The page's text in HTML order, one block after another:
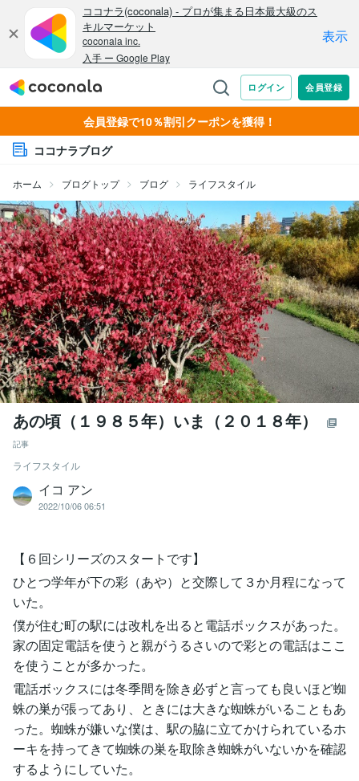
会員登録で10％割引クーポンを獲得！
ココナラブログ
ホーム ブログトップ ブログ ライフスタイル
あの頃（１９８５年）いま（２０１８年）
記事
ライフスタイル
イコ アン
2022/10/06 06:51
【６回シリーズのスタートです】
ひとつ学年が下の彩（あや）と交際して３か月程になって
いた。
僕が住む町の駅には改札を出ると電話ボックスがあった。
家の固定電話を使うと親がうるさいので彩との電話はここ
を使うことが多かった。
電話ボックスには冬季間を除き必ずと言っても良いほど蜘
蛛の巣が張ってあり、ときには大きな蜘蛛がいることもあ
った。蜘蛛が嫌いな僕は、駅の脇に立てかけられているホ
ーキを持ってきて蜘蛛の巣を取除き蜘蛛がいないかを確認
するようにしていた。